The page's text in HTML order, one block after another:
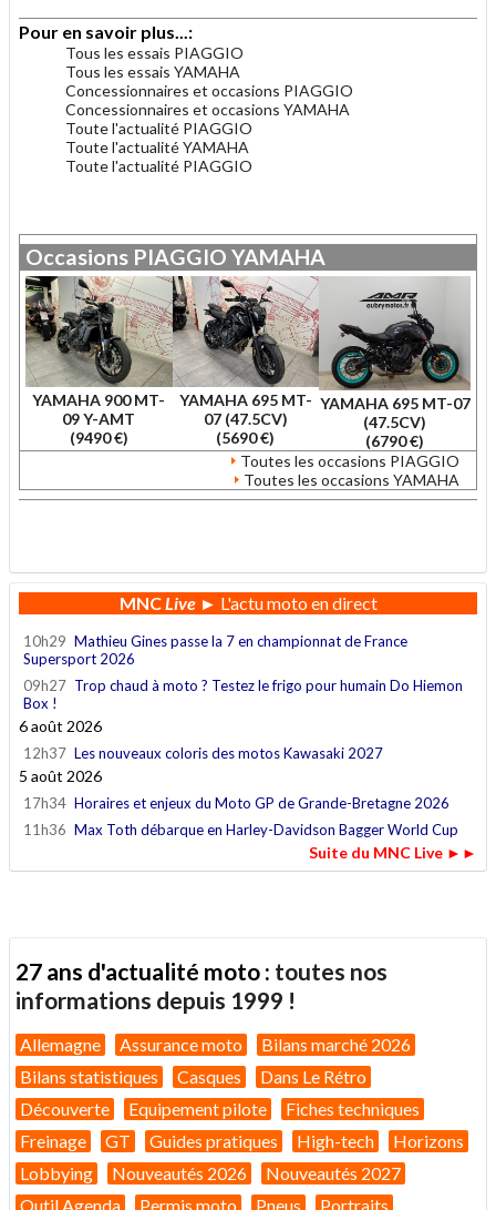
Pour en savoir plus...:
Tous les essais PIAGGIO
Tous les essais YAMAHA
Concessionnaires et occasions PIAGGIO
Concessionnaires et occasions YAMAHA
Toute l'actualité PIAGGIO
Toute l'actualité YAMAHA
Toute l'actualité PIAGGIO
Occasions PIAGGIO YAMAHA
YAMAHA 900 MT-
09 Y-AMT
(9490 €)
YAMAHA 695 MT-
07 (47.5CV)
(5690 €)
YAMAHA 695 MT-07
(47.5CV)
(6790 €)
Toutes les occasions PIAGGIO
Toutes les occasions YAMAHA
MNCLive► L'actu moto en direct
10h29 Mathieu Gines passe la 7 en championnat de France
Supersport 2026
09h27 Trop chaud à moto ? Testez le frigo pour humain Do Hiemon
Box !
6 août 2026
12h37 Les nouveaux coloris des motos Kawasaki 2027
5 août 2026
17h34 Horaires et enjeux du Moto GP de Grande-Bretagne 2026
11h36 Max Toth débarque en Harley-Davidson Bagger World Cup
Suite du MNC Live ►►
27 ans d'actualité moto : toutes nos
informations depuis 1999 !
Allemagne Assurance moto
Bilans marché 2026
Bilans statistiques
Casques
Dans Le Rétro
Découverte
Equipement pilote
Fiches techniques
Freinage
GT Guides pratiques High-tech
Horizons
Lobbying
Nouveautés 2026
Nouveautés 2027
Outil Agenda
Permis moto Pneus Portraits